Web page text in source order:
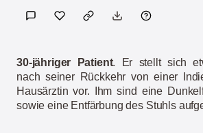
30-jähriger Patient. Er stellt sich
nach seiner Rückkehr von einer
Hausärztin vor. Ihm sind eine
sowie eine Entfärbung des Stuhls